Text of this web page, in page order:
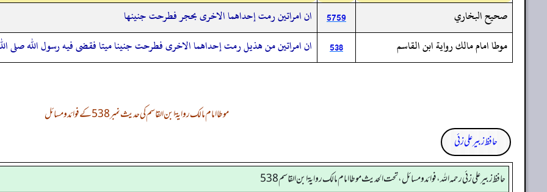
صحيح البخاري
5759
ان امراتين رمت إحداهما الاخرى بحجر فطرحت جنينها
موطا امام مالك رواية ابن القاسم
538 ان امراتين من هذيل رمت إحداهما الاخرى فطرحت جنينا ميتا فقضى فيه رسول الله صلى
موطا امام مالک روایۃ ابن القاسم کی حدیث نمبر 538 کے فوائد و مسائل
حافظ زبیر علی زئی
حافظ زبير على زئي رحمه الله، فوائد و مسائل، تحت الحديث موطا امام مالك رواية ابن القاسم 538